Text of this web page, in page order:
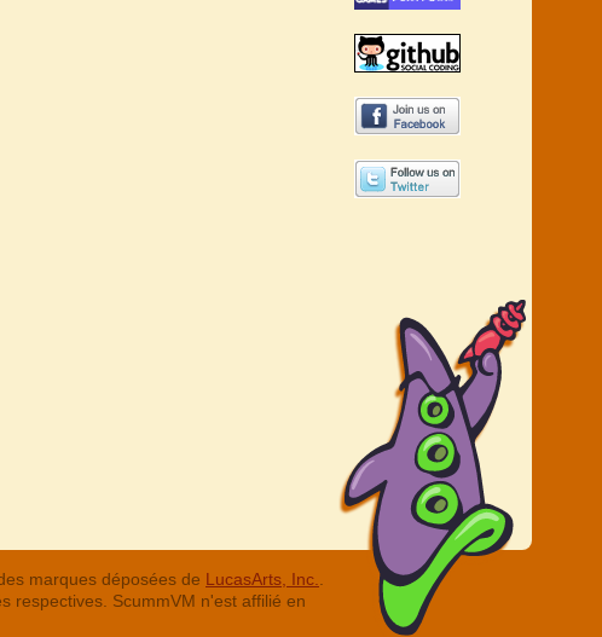
marques déposées de LucasArts, Inc.
respectives. ScummVM n'est affilié en